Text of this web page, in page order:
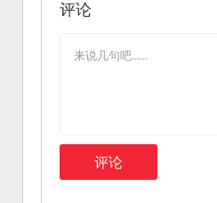
评论
评论